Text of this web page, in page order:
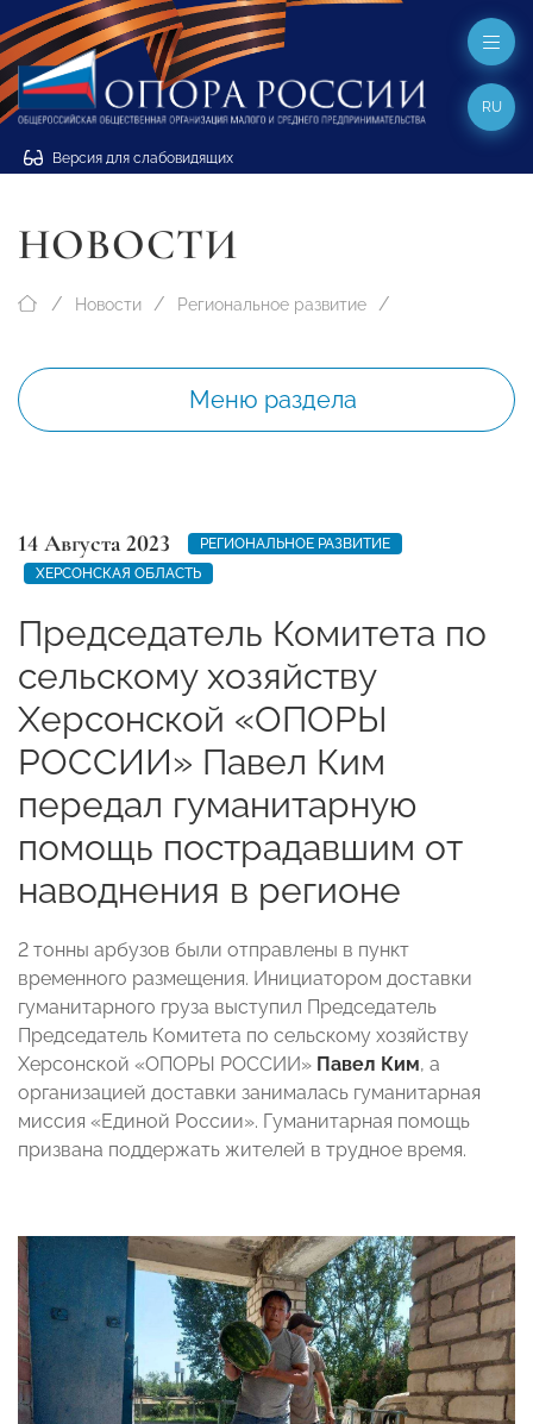
Версия для слабовидящих
RU
НОВОСТИ
Новости Региональное развитие
Меню раздела
14 Августа 2023
РЕГИОНАЛЬНОЕ РАЗВИТИЕ
ХЕРСОНСКАЯ ОБЛАСТЬ
Председатель Комитета по
сельскому хозяйству
Херсонской «ОПОРЫ
РОССИИ» Павел Ким
передал гуманитарную
помощь пострадавшим от
наводнения в регионе
2 тонны арбузов были отправлены в пункт
временного размещения. Инициатором доставки
гуманитарного груза выступил Председатель
Председатель Комитета по сельскому хозяйству
Херсонской «ОПОРЫ РОССИИ» Павел Ким, а
организацией доставки занималась гуманитарная
миссия «Единой России». Гуманитарная помощь
призвана поддержать жителей в трудное время.